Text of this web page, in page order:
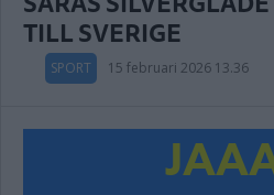
TILL SVERIGE
SPORT 15 februari 2026 13.36